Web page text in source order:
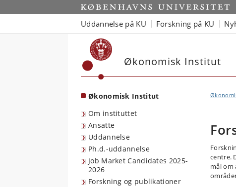
Start
Uddannelse på KU Forskning på KU
Økonomisk Institut
Økonomisk Institut
Om instituttet
Ansatte
Uddannelse
Ph.d.-uddannelse
Job Market Candidates 2025-
2026
Forskning og publikationer
centre.
mål